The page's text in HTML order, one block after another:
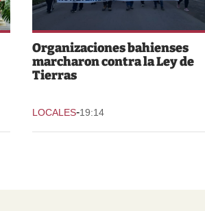
Organizaciones bahienses
marcharon contra la Ley de
Tierras
LOCALES-19:14